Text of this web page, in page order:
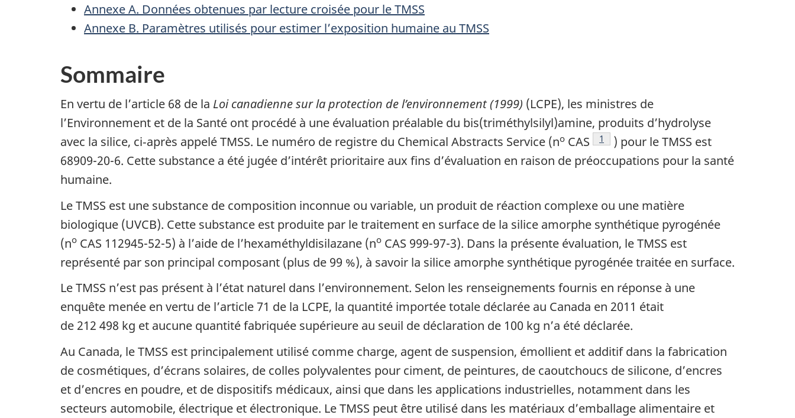
Annexe A. Données obtenues par lecture croisée pour le TMSS
Annexe B. Paramètres utilisés pour estimer l’exposition humaine au TMSS
Sommaire
En vertu de l’article 68 de la Loi canadienne sur la protection de l’environnement (1999) (LCPE), les ministres de
l’Environnement et de la Santé ont procédé à une évaluation préalable du bis(triméthylsilyl)amine, produits d’hydrolyse
avec la silice, ci‑après appelé TMSS. Le numéro de registre du Chemical Abstracts Service (no CAS Note de bas de page
1
) pour le TMSS est
68909-20-6. Cette substance a été jugée d’intérêt prioritaire aux fins d’évaluation en raison de préoccupations pour la santé
humaine.
Le TMSS est une substance de composition inconnue ou variable, un produit de réaction complexe ou une matière
biologique (UVCB). Cette substance est produite par le traitement en surface de la silice amorphe synthétique pyrogénée
(no CAS 112945-52-5) à l’aide de l’hexaméthyldisilazane (no CAS 999-97-3). Dans la présente évaluation, le TMSS est
représenté par son principal composant (plus de 99 %), à savoir la silice amorphe synthétique pyrogénée traitée en surface.
Le TMSS n’est pas présent à l’état naturel dans l’environnement. Selon les renseignements fournis en réponse à une
enquête menée en vertu de l’article 71 de la LCPE, la quantité importée totale déclarée au Canada en 2011 était
de 212 498 kg et aucune quantité fabriquée supérieure au seuil de déclaration de 100 kg n’a été déclarée.
Au Canada, le TMSS est principalement utilisé comme charge, agent de suspension, émollient et additif dans la fabrication
de cosmétiques, d’écrans solaires, de colles polyvalentes pour ciment, de peintures, de caoutchoucs de silicone, d’encres
et d’encres en poudre, et de dispositifs médicaux, ainsi que dans les applications industrielles, notamment dans les
secteurs automobile, électrique et électronique. Le TMSS peut être utilisé dans les matériaux d’emballage alimentaire et